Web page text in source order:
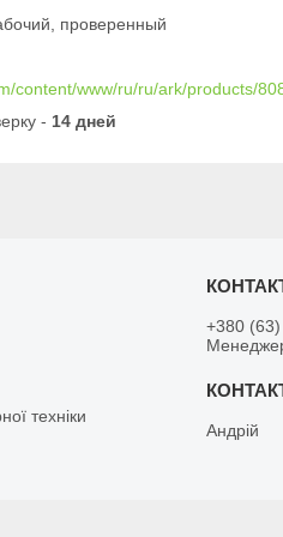
проверенный
content/www/ru/ru/ark/products/
- 14 дней
техніки
+380
Андрій